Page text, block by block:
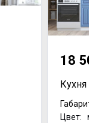
18
Цвет: